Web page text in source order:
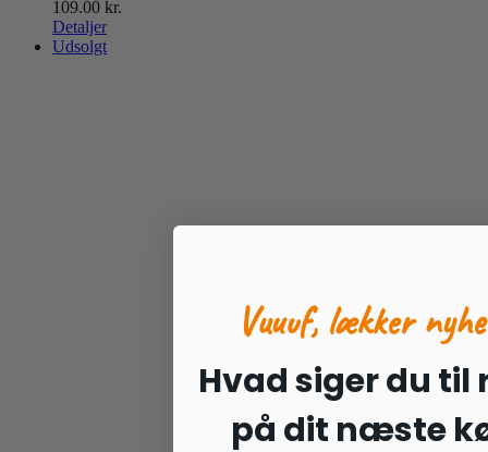
109.00 kr.
Detaljer
Udsolgt
Vuuuf, lækker
Hvad siger du til
på dit næste